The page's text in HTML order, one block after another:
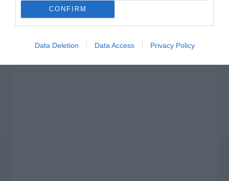
CONFIRM
Data Deletion Data Access Privacy Policy